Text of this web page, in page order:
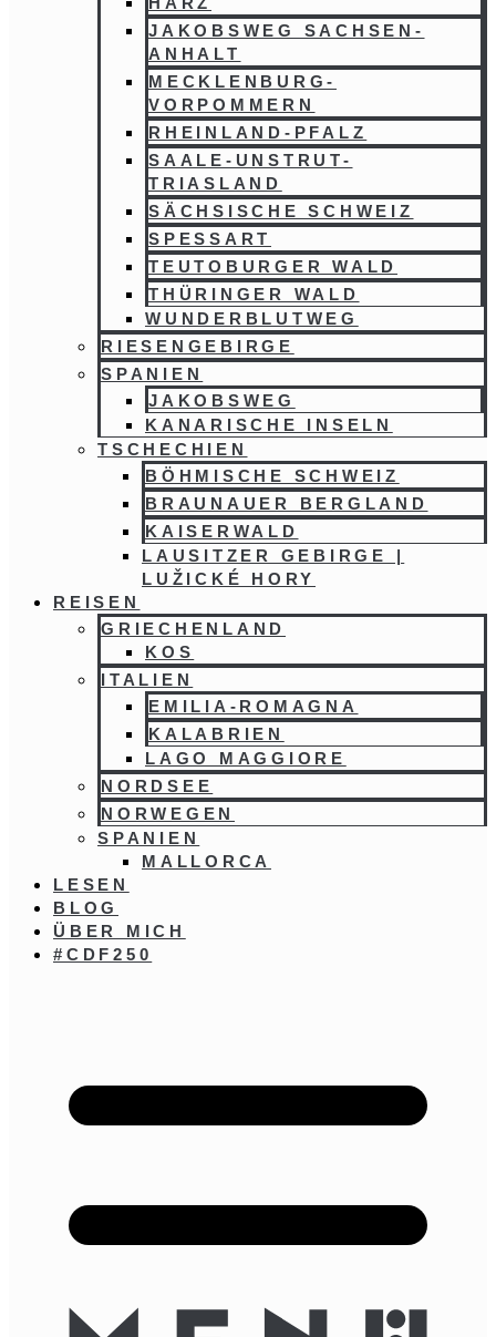
JAKOBSWEG SACHSEN-
ANHALT
MECKLENBURG-
VORPOMMERN
RHEINLAND-PFALZ
SAALE-UNSTRUT-
TRIASLAND
SÄCHSISCHE SCHWEIZ
SPESSART
TEUTOBURGER WALD
THÜRINGER WALD
WUNDERBLUTWEG
RIESENGEBIRGE
SPANIEN
JAKOBSWEG
KANARISCHE INSELN
TSCHECHIEN
BÖHMISCHE SCHWEIZ
BRAUNAUER BERGLAND
KAISERWALD
LAUSITZER GEBIRGE |
LUŽICKÉ HORY
REISEN
GRIECHENLAND
KOS
ITALIEN
EMILIA-ROMAGNA
KALABRIEN
LAGO MAGGIORE
NORDSEE
NORWEGEN
SPANIEN
MALLORCA
LESEN
BLOG
ÜBER MICH
#CDF250